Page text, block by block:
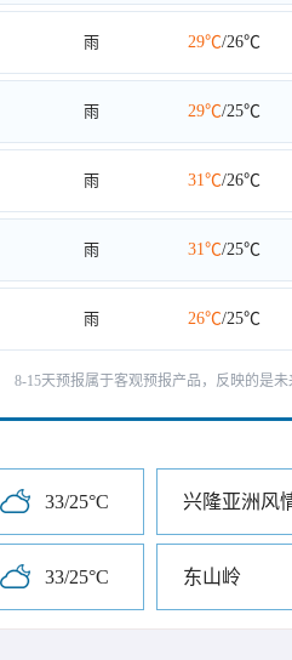
雨 29℃/26℃
雨 29℃/25℃
雨 31℃/26℃
雨 31℃/25℃
雨 26℃/25℃
8-15天预报属于客观预报产品，反映的是
33/25°C 兴隆亚洲风
33/25°C 东山岭